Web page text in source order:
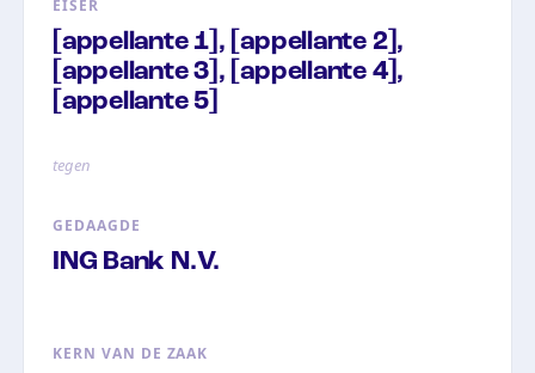
EISER
[appellante 1], [appellante 2],
[appellante 3], [appellante 4],
[appellante 5]
tegen
GEDAAGDE
ING Bank N.V.
KERN VAN DE ZAAK